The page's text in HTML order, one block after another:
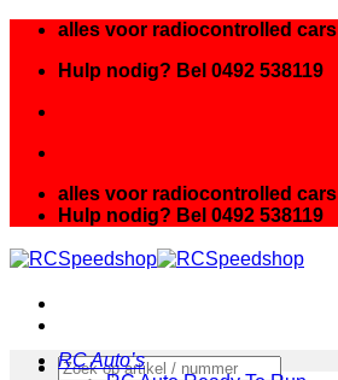
inhoud
alles voor radiocontrolled cars
Hulp nodig? Bel 0492 538119
alles voor radiocontrolled cars
Hulp nodig? Bel 0492 538119
Zoeken
RC Auto’s